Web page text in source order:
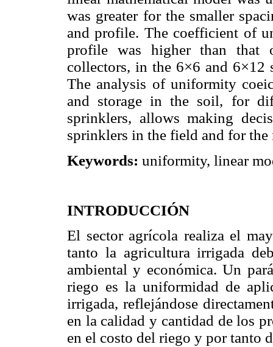
was greater for the smaller
and profile. The coefficient of
profile was higher than that
collectors, in the 6×6 and 6×12
The analysis of uniformity
and storage in the soil, for
sprinklers, allows making
sprinklers in the field and for
Keywords: uniformity, linear
INTRODUCCIÓN
El sector agrícola realiza el
tanto la agricultura irrigada
ambiental y económica. Un
riego es la uniformidad de
irrigada, reflejándose
en la calidad y cantidad de los
en el costo del riego y por tanto